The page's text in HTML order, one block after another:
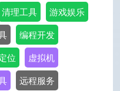
清理工具
游戏娱乐
编程开发
位
虚拟机
远程服务